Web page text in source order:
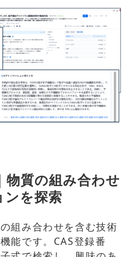
質の組み合わせ
ンを探索
組み合わせを含む技術
能です。CAS登録番